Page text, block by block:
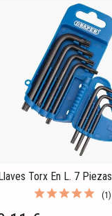
Torx En L. 7 Piezas
(1)